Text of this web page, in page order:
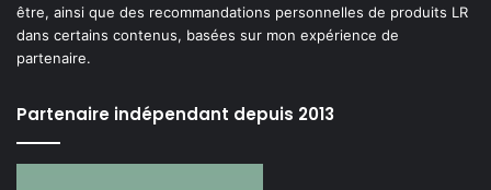
être, ainsi que des recommandations personnelles de produits LR
dans certains contenus, basées sur mon expérience de
partenaire.
Partenaire indépendant depuis 2013